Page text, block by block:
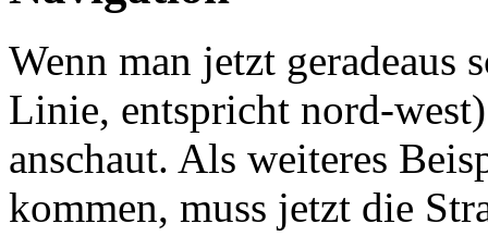
Wenn man jetzt geradeaus
Linie, entspricht nord-
anschaut. Als weiteres
kommen, muss jetzt die